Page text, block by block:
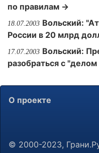
по правилам →
18.07.2003 Вольский:
России в 20 млрд
17.07.2003 Вольский:
разобраться с
О проекте
© 2000-2023,